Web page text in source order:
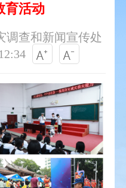
育活动
调查和新闻宣传处